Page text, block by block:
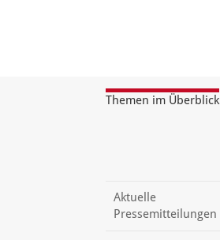
Themen im Überblick
Aktuelle
Pressemitteilungen